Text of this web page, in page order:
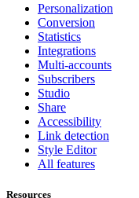
Personalization
Conversion
Statistics
Integrations
Multi-accounts
Subscribers
Studio
Share
Accessibility
Link detection
Style Editor
All features
Resources